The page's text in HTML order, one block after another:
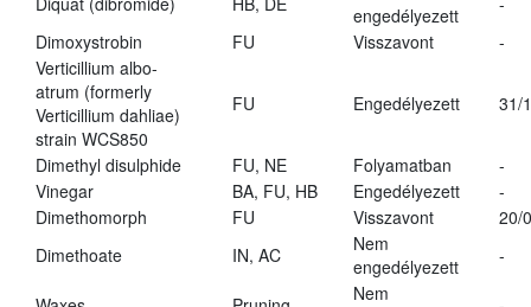
engedélyezett
Dimoxystrobin
FU Visszavont
-
Verticillium albo-
atrum (formerly
Verticillium dahliae)
strain WCS850
FU Engedélyezett 31/
Dimethyl disulphide FU, NE Folyamatban
-
Vinegar
BA, FU, HB Engedélyezett
-
Dimethomorph
FU Visszavont
20/
Dimethoate
IN, AC
Nem
engedélyezett
-
Nem